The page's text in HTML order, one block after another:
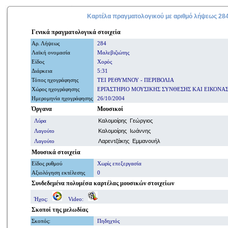
Καρτέλα πραγματολογικού με αριθμόλήψεως
Γενικά πραγματολογικά στοιχεία
Αρ. Λήψεως
284
Λαϊκή ονομασία
Μαλεβιζιώτης
Είδος
Χορός
Διάρκεια
5:31
Τόπος ηχογράφησης
ΤΕΙ ΡΕΘΥΜΝΟΥ - ΠΕΡΙΒΟΛΙΑ
Χώρος ηχογράφησης
ΕΡΓΑΣΤΗΡΙΟ ΜΟΥΣΙΚΗΣ ΣΥΝΘΕΣΗΣ ΚΑΙ ΕΙΚΟΝΑΣ
Ημερομηνία ηχογράφησης 26/10/2004
Όργανα Μουσικοί
Λύρα
Καλομοίρης Γεώργιος
Λαγούτο
Καλομοίρης Ιωάννης
Λαγούτο
Λαρεντζάκης Εμμανουήλ
Μουσικά στοιχεία
Είδος ρυθμού
Χωρίς επεξεργασία
Αξιολόγηση εκτέλεσης
0
Συνδεδεμένα πολυμέσα καρτέλας μουσικών στοιχείων
Ήχος: Video:
Σκοποί της μελωδίας
Σκοπός: Πηδηχτός